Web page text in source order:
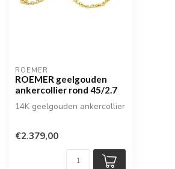
ROEMER
ROEMER geelgouden
ankercollier rond 45/2.7
14K geelgouden ankercollier
€2.379,00